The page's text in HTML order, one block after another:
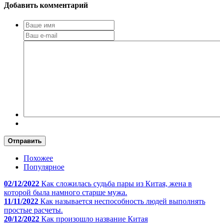
Добавить комментарий
Отправить
Похожее
Популярное
02/12/2022 Как сложилась судьба пары из Китая, жена в
которой была намного старше мужа.
11/11/2022 Как называется неспособность людей выполнять
простые расчеты.
20/12/2022 Как произошло название Китая